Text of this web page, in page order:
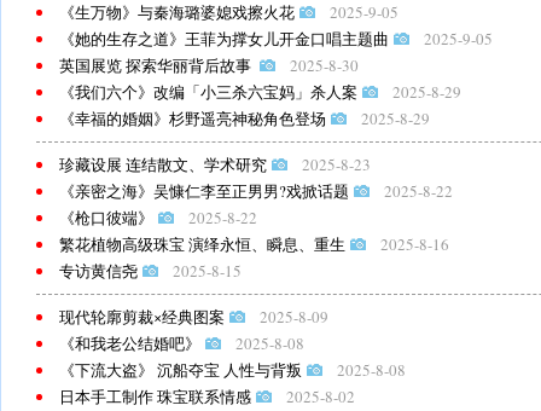
《生万物》与秦海璐婆媳戏擦火花
2025-9-05
《她的生存之道》王菲为撑女儿开金口唱主题曲
2025-9-05
英国展览 探索华丽背后故事
2025-8-30
《我们六个》改编「小三杀六宝妈」杀人案
2025-8-29
《幸福的婚姻》杉野遥亮神秘角色登场
2025-8-29
珍藏设展 连结散文、学术研究
2025-8-23
《亲密之海》吴慷仁李至正男男?戏掀话题
2025-8-22
《枪口彼端》
2025-8-22
繁花植物高级珠宝 演绎永恒、瞬息、重生
2025-8-16
专访黄信尧
2025-8-15
现代轮廓剪裁×经典图案
2025-8-09
《和我老公结婚吧》
2025-8-08
《下流大盗》 沉船夺宝 人性与背叛
2025-8-08
日本手工制作 珠宝联系情感
2025-8-02